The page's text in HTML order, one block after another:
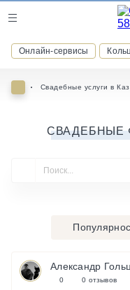
Онлайн-сервисы
Свадебные услуги в
СВАДЕБНЫЕ
Александр
0 0 отзывов